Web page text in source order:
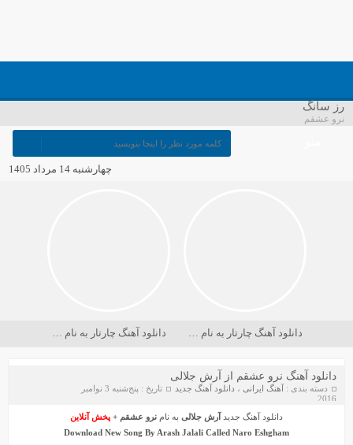
رز سانگ
نرو عشقم
چهارشنبه 14 مرداد 1405
دانلود آهنگ چارتار به نام در حسرت ماه دانلود آهنگ چارتار به نام دریا کجاست
دانلود آهنگ نرو عشقم از آرش جلالی
دسته بندی :آهنگ ایرانی ، دانلود آهنگ جدید
تاریخ : پنج‌شنبه 3 نوامبر
2016
دانلود آهنگ جدید آرش جلالی به نام نرو عشقم + پخش آنلاین
Download New Song By Arash Jalali Called Naro Eshgham